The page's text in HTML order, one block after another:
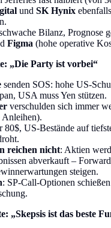
und SK Hynix
Bilanz, Prognose
Figma (hohe operative
„Die Party ist vorbei“
senden SOS: hohe US-
USA muss Yen stützen.
verschulden sich immer
Anleihen).
80$, US-Bestände auf
reichen nicht: Aktien
abverkauft –
steigen.
: SP-Call-Optionen
„Skepsis ist das beste